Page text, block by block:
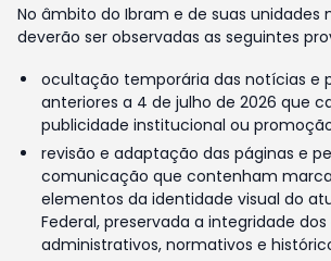
No âmbito do Ibram e de suas unidades
deverão ser observadas as seguintes
ocultação temporária das notícias e
anteriores a 4 de julho de 2026 que
publicidade institucional ou
revisão e adaptação das páginas e
comunicação que contenham
elementos da identidade visual do
Federal, preservada a integridade
administrativos, normativos e